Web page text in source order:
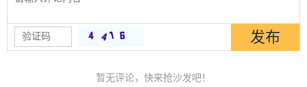
暂无评论，快来抢沙发吧！